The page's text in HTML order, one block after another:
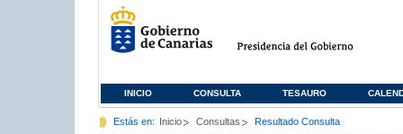
INICIO CONSULTA TESAURO
Estás en: Inicio Consultas Resultado Consulta